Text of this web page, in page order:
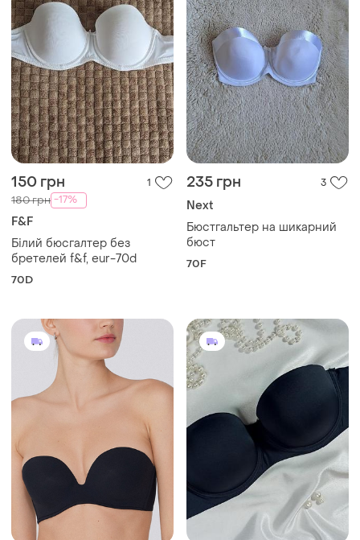
150 грн 1
180 грн -17%
F&F
Білий бюсгалтер без
бретелей f&f, eur-70d
70D
235 грн 3
Next
Бюстгальтер на шикарний
бюст
70F